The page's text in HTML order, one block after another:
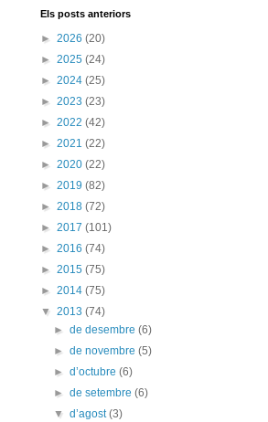
Els posts anteriors
► 2026 (20)
► 2025 (24)
► 2024 (25)
► 2023 (23)
► 2022 (42)
► 2021 (22)
► 2020 (22)
► 2019 (82)
► 2018 (72)
► 2017 (101)
► 2016 (74)
► 2015 (75)
► 2014 (75)
▼ 2013 (74)
►de desembre(6)
►de novembre(5)
►d’octubre(6)
►de setembre(6)
▼d’agost(3)